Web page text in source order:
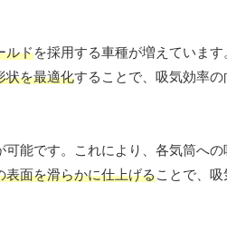
ルドを採用する車種が増えていま
状を最適化することで、吸気効率
可能です。これにより、各気筒へ
表面を滑らかに仕上げることで、